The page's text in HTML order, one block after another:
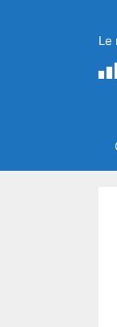
Le